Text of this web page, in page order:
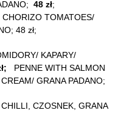
48 zł;
TOMATOES/
48 zł;
KAPARY/
PENNE WITH SALMON
GRANA PADANO;
CZOSNEK, GRANA